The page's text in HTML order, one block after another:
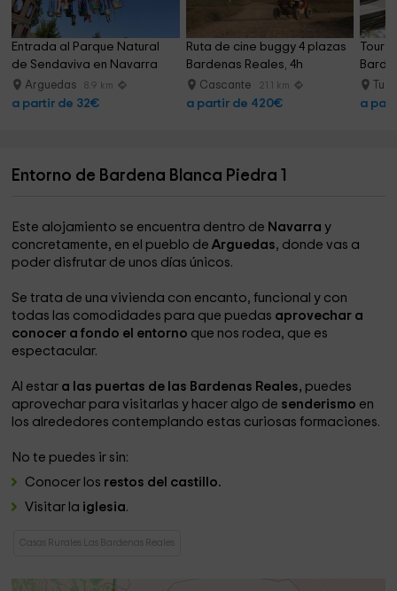
Entrada al Parque Natural
de Sendaviva en Navarra
Arguedas 8.9 km
a partir de 32€
Ruta de cine buggy 4 plazas
Bardenas Reales, 4h
Cascante 21.1 km
a partir de 420€
Tour
a
Entorno de Bardena Blanca Piedra 1
Este alojamiento se encuentra dentro de Navarray
concretamente, en el pueblo deArguedas, donde vas a
poder disfrutar de unos días únicos.
Se trata de una vivienda con encanto, funcional y con
todas las comodidades para que puedas aprovechar a
conocer a fondo el entorno que nos rodea, que es
espectacular.
Al estar a las puertas de las Bardenas Reales, puedes
aprovechar para visitarlas y hacer algo de senderismo en
los alrededores contemplando estas curiosas formaciones.
No te puedes ir sin:
Conocer los restos del castillo.
Visitar la iglesia.
Casas Rurales Las Bardenas Reales